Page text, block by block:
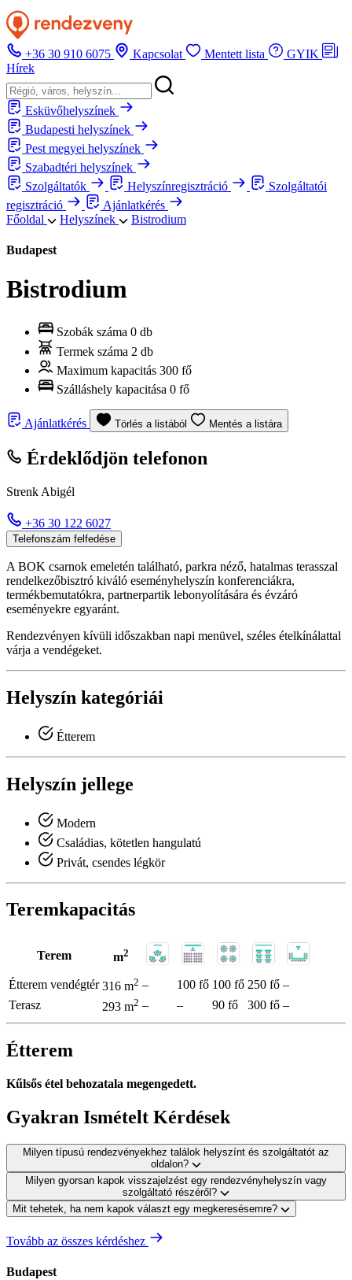
+36 30 910 6075 Kapcsolat Mentett lista
GYIK
Hírek
Esküvőhelyszínek
Budapesti helyszínek
Pest megyei helyszínek
Szabadtéri helyszínek
Szolgáltatók
Helyszínregisztráció
Szolgáltatói
regisztráció
Ajánlatkérés
Főoldal
Helyszínek Bistrodium
Budapest
Bistrodium
Szobák száma 0 db
Termek száma 2 db
Maximum kapacitás 300 fő
Szálláshely kapacitása 0 fő
Ajánlatkérés Törlés a listából Mentés a listára
Érdeklődjön telefonon
Strenk Abigél
+36 30 122 6027
Telefonszám felfedése
A BOK csarnok emeletén található, parkra néző, hatalmas terasszal
rendelkezőbisztró kiváló eseményhelyszín konferenciákra,
termékbemutatókra, partnerpartik lebonyolítására és évzáró
eseményekre egyaránt.
Rendezvényen kívüli időszakban napi menüvel, széles ételkínálattal
várja a vendégeket.
Helyszín kategóriái
Étterem
Helyszín jellege
Modern
Családias, kötetlen hangulatú
Privát, csendes légkör
Teremkapacitás
Terem m2
Étterem vendégtér 316 m2 – 100 fő 100 fő 250 fő –
Terasz
293 m2 – – 90 fő 300 fő –
Étterem
Kűlsős étel behozatala megengedett.
Gyakran Ismételt Kérdések
Milyen típusú rendezvényekhez találok helyszínt és szolgáltatót az
oldalon?
Milyen gyorsan kapok visszajelzést egy rendezvényhelyszín vagy
szolgáltató részéről?
Mit tehetek, ha nem kapok választ egy megkeresésemre?
Tovább az összes kérdéshez
Budapest